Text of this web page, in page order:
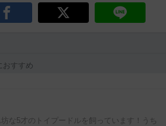
おすすめ
な5才のトイプードルを飼っています！うち